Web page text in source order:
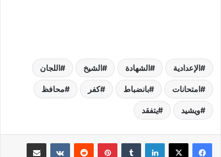
الإعدادية الشهادة الشيخ اللجان
امتحانات بانضباط كفر محافظ
ويشيد يتفقد
لينكدإن بينتيريست مشاركة عبر البريد